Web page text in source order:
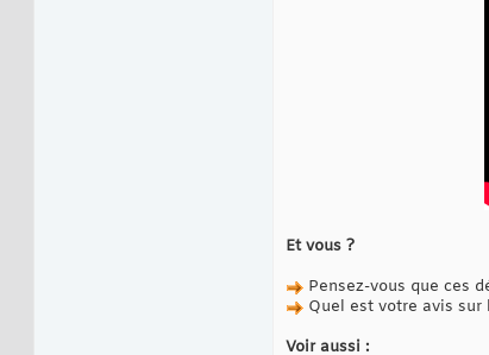
Et vous ?
Pensez-vous que ces
Quel est votre avis sur
Voir aussi :